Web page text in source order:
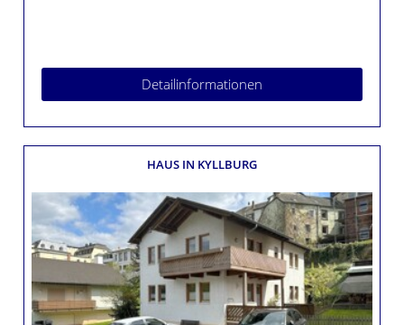
Detailinformationen
HAUS IN KYLLBURG